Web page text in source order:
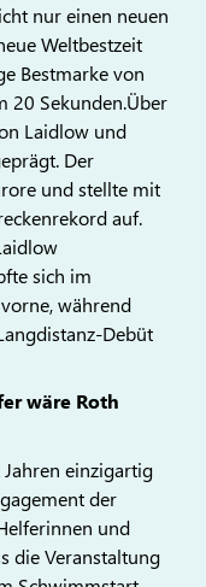
nur einen neuen
Weltbestzeit
Bestmarke von
20 Sekunden.Über
Laidlow und
Der
und stellte mit
auf.
sich im
während
Debüt
wäre Roth
Jahren einzigartig
der
und
die Veranstaltung